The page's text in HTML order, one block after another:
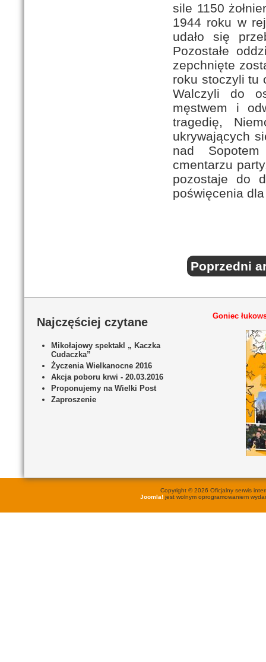
sile 1150
1944 roku w
udało się
Pozostałe
zepchnięte
roku stoczyli tu
Walczyli do
męstwem i
tragedię,
ukrywających
nad
cmentarzu
pozostaje do
poświęcenia
Poprzedni
Najczęściej czytane
Mikołajowy spektakl „ Kaczka
Cudaczka”
Życzenia Wielkanocne 2016
Akcja poboru krwi - 20.03.2016
Proponujemy na Wielki Post
Zaproszenie
Goniec
Copyright © 2026 Oficjalny serwis
Joomla!jest wolnym oprogramowaniem